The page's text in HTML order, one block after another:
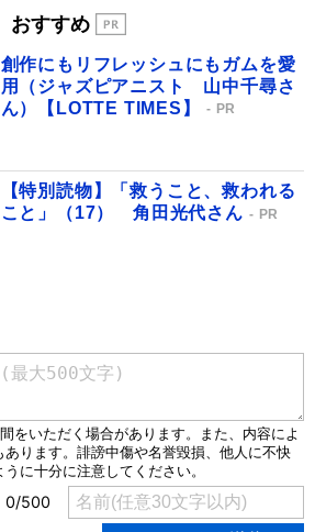
おすすめ
創作にもリフレッシュにもガムを愛
用（ジャズピアニスト 山中千尋さ
ん）【LOTTE TIMES】
PR
【特別読物】「救うこと、救われる
こと」（17） 角田光代さん
PR